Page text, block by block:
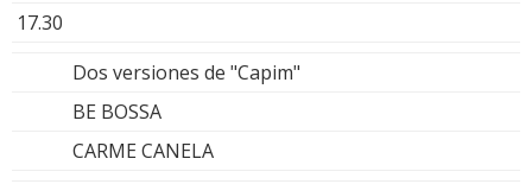
17.30
Dos versiones de "Capim"
BE BOSSA
CARME CANELA